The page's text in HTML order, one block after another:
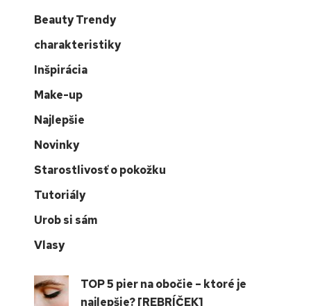
Beauty Trendy
charakteristiky
Inšpirácia
Make-up
Najlepšie
Novinky
Starostlivosť o pokožku
Tutoriály
Urob si sám
Vlasy
TOP 5 pier na obočie – ktoré je
najlepšie? [REBRÍČEK]